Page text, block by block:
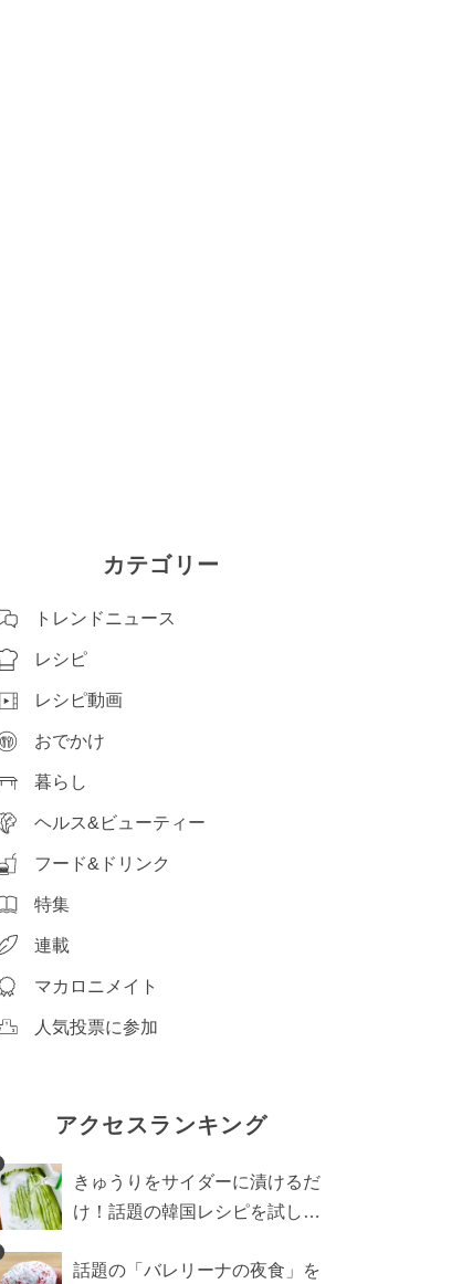
カテゴリー
トレンドニュース
レシピ
レシピ動画
おでかけ
暮らし
ヘルス&ビューティー
フード&ドリンク
特集
連載
マカロニメイト
人気投票に参加
アクセスランキング
きゅうりをサイダーに漬けるだ
け！話題の韓国レシピを試した
話題の「バレリーナの夜食」を